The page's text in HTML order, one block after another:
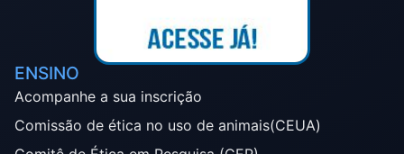
ENSINO
Acompanhe a sua inscrição
Comissão de ética no uso de animais(CEUA)